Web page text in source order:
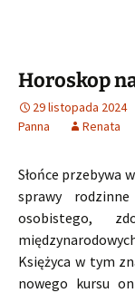
Horoskop
29 listopada 2024
Panna
Renata
Słońce przebywa
sprawy
osobistego,
Księżyca w tym
nowego kursu